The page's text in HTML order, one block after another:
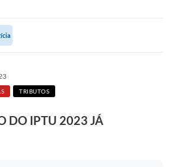
TRIBUTOS
DO IPTU 2023 JÁ